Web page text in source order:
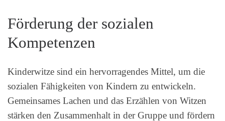
Förderung der sozialen
Kompetenzen
Kinderwitze sind ein hervorragendes Mittel, um die
sozialen Fähigkeiten von Kindern zu entwickeln.
Gemeinsames Lachen und das Erzählen von Witzen
stärken den Zusammenhalt in der Gruppe und fördern